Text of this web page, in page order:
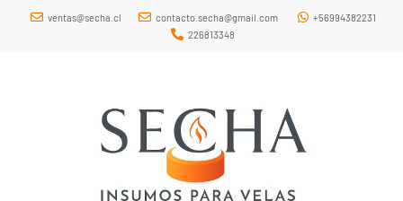
ventas@secha.cl contacto.secha@gmail.com
+56994382231
226813348